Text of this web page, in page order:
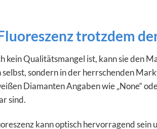
trotzdem
kein Qualitätsmangel ist, kann sie den
sondern in der herrschenden
Diamanten Angaben wie „None“
sind.
kann optisch hervorragend sein